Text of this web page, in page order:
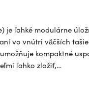
je ľahké modulárne
vo vnútri väčších
kompaktné
ľahko zložiť,…